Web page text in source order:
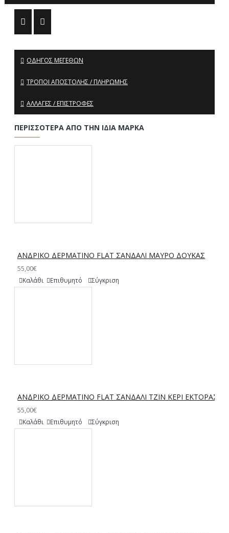
ΟΔΗΓΌΣ ΜΕΓΕΘΏΝ
ΤΡΌΠΟΙ ΑΠΟΣΤΟΛΉΣ / ΠΛΗΡΩΜΉΣ
ΑΛΛΑΓΈΣ / ΕΠΙΣΤΡΟΦΈΣ
ΠΕΡΙΣΣΌΤΕΡΑ ΑΠΌ ΤΗΝ ΊΔΙΑ ΜΆΡΚΑ
ΑΝΔΡΙΚΟ ΔΕΡΜΑΤΙΝΟ FLAT ΣΑΝΔΑΛΙ ΜΑΥΡΟ ΔΟΥΚΑΣ
55,00€
Καλάθι Επιθυμητό Σύγκριση
ΑΝΔΡΙΚΟ ΔΕΡΜΑΤΙΝΟ FLAT ΣΑΝΔΑΛΙ ΤΖΙΝ ΚΕΡΙ ΕΚΤΟΡΑΣ
55,00€
Καλάθι Επιθυμητό Σύγκριση